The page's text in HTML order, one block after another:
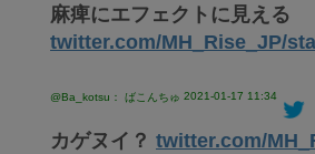
麻痺にエフェクトに見える
twitter.com/MH_Rise_JP/
@Ba_kotsu： ばこんちゅ 2021-01-17 11:34
カゲヌイ？ twitter.com/